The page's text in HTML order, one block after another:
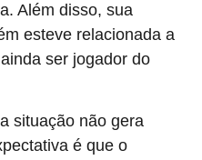
Além disso, sua
esteve relacionada a
ser jogador do
situação não gera
é que o